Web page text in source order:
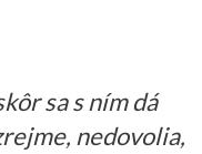
sa s ním dá
nedovolia,